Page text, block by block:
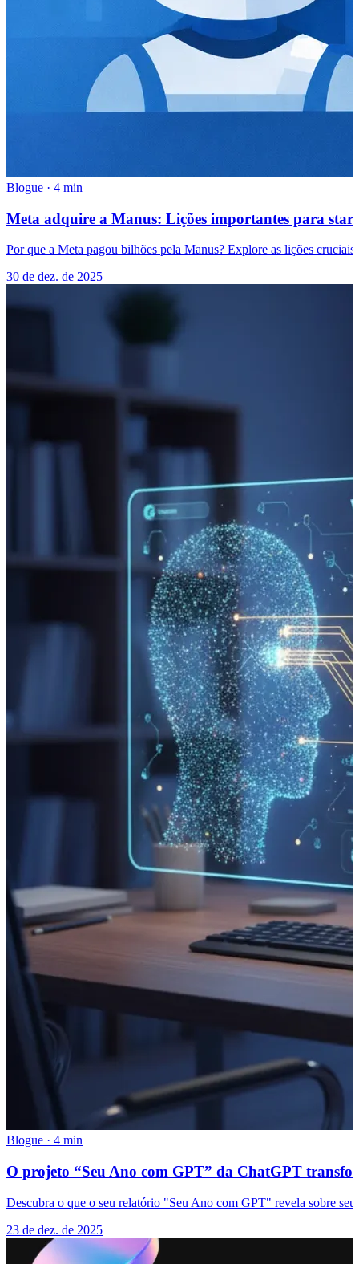
Blogue · 4 min
Meta adquire a Manus: Lições importantes para
Por que a Meta pagou bilhões pela Manus? Explore as lições
30 de dez. de 2025
Blogue · 4 min
O projeto “Seu Ano com GPT” da ChatGPT
Descubra o que o seu relatório "Seu Ano com GPT" revela sobre
23 de dez. de 2025